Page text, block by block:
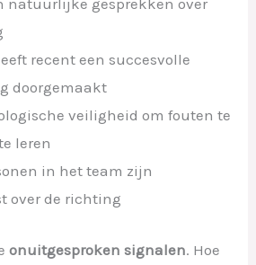
natuurlijke gesprekken over
recent een succesvolle
doorgemaakt
veiligheid om fouten te
leren
in het team zijn
over de richting
onuitgesproken signalen. Hoe